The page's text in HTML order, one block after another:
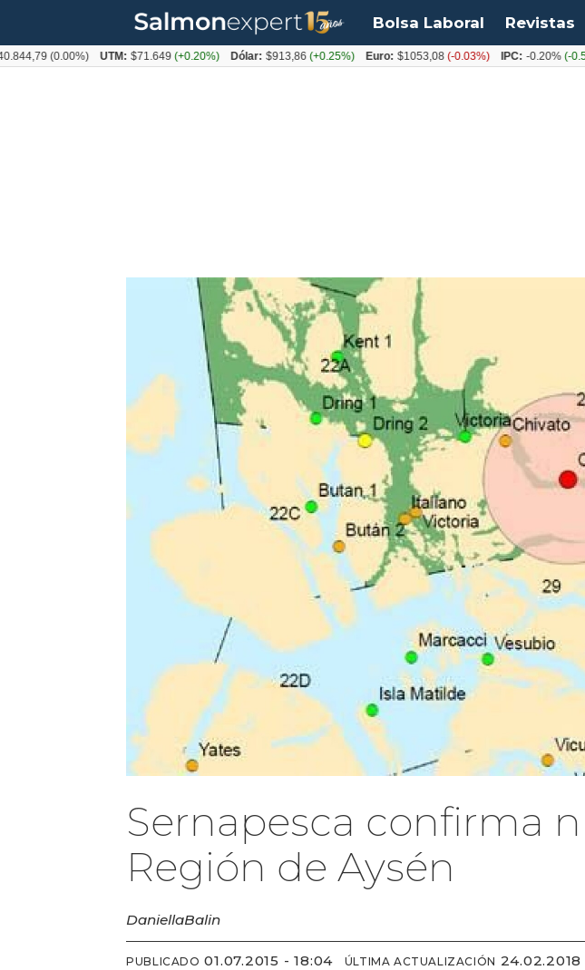
Bolsa Laboral Revistas
Sernapesca confirma
Región de Aysén
DaniellaBalin
PUBLICADO 01.07.2015 - 18:04 ÚLTIMA ACTUALIZACIÓN
(0.00%) UTM: $71.649(+0.20%) Dólar: $913,86(+0.25%) Euro: $1053,08(-0.03%) IPC: -0.20%(-0.50 pts)